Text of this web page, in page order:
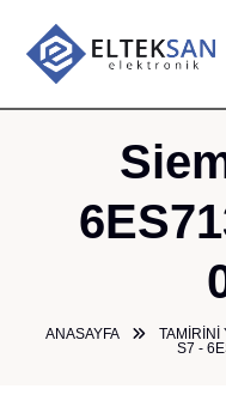
ANASAYFA TAMIRINI
S7 -